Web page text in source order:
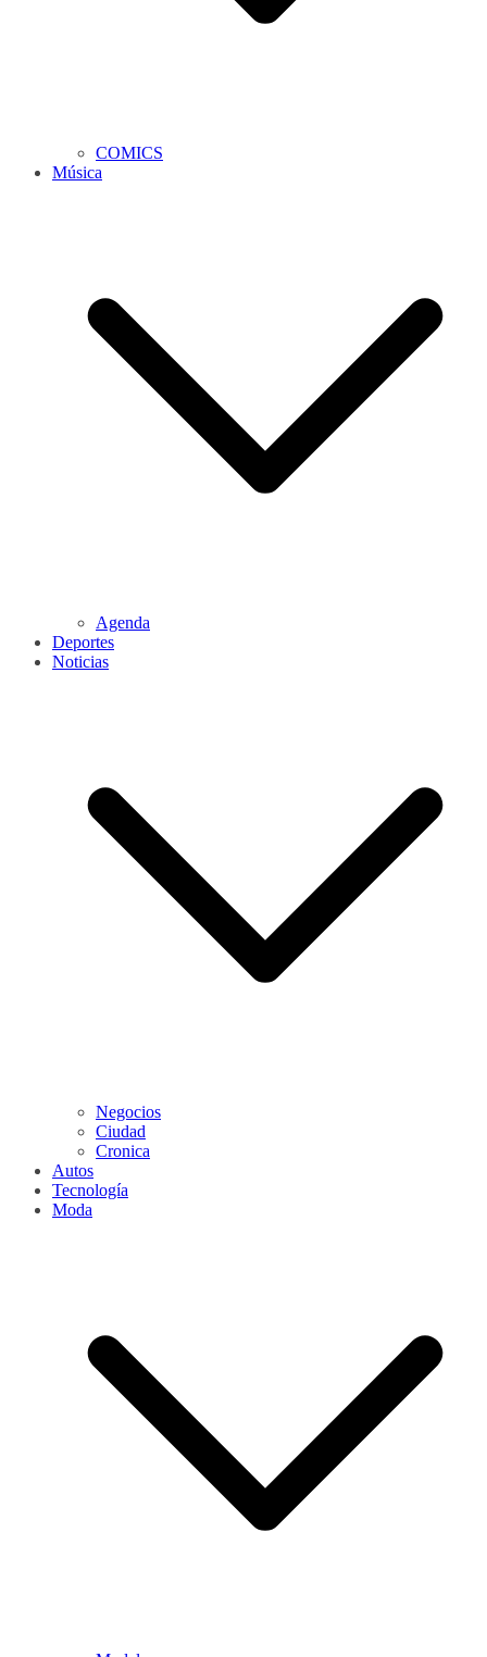
COMICS
Música
Agenda
Deportes
Noticias
Negocios
Ciudad
Cronica
Autos
Tecnología
Moda